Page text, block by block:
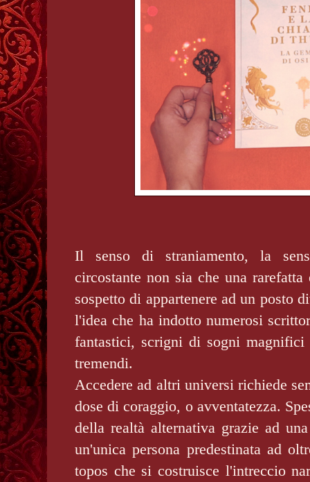
Il senso di straniamento, la
circostante non sia che una
sospetto di appartenere ad un posto
l'idea che ha indotto numerosi
fantastici, scrigni di sogni
tremendi.
Accedere ad altri universi richiede
dose di coraggio, o avventatezza.
della realtà alternativa grazie ad
un'unica persona predestinata ad
topos che si costruisce l'intreccio